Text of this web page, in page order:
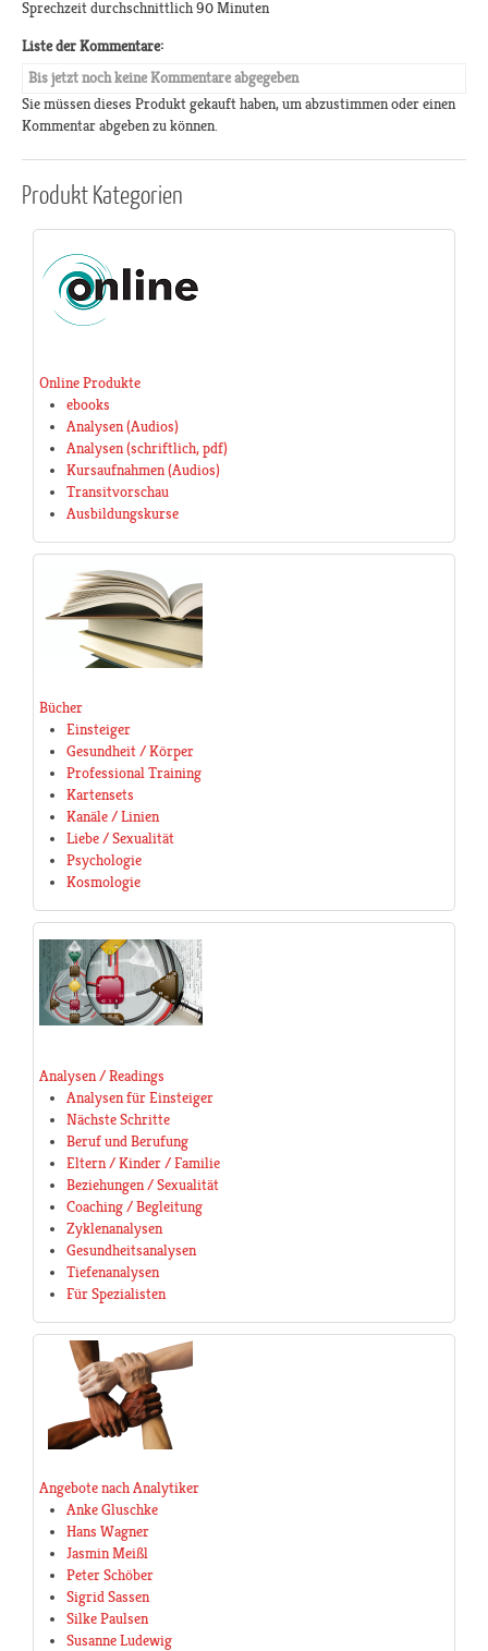
Sprechzeit durchschnittlich 90 Minuten
Liste der Kommentare:
Bis jetzt noch keine Kommentare abgegeben
Sie müssen dieses Produkt gekauft haben, um abzustimmen oder einen
Kommentar abgeben zu können.
ProduktKategorien
Online Produkte
ebooks
Analysen (Audios)
Analysen (schriftlich, pdf)
Kursaufnahmen (Audios)
Transitvorschau
Ausbildungskurse
Bücher
Einsteiger
Gesundheit / Körper
Professional Training
Kartensets
Kanäle / Linien
Liebe / Sexualität
Psychologie
Kosmologie
Analysen / Readings
Analysen für Einsteiger
Nächste Schritte
Beruf und Berufung
Eltern / Kinder / Familie
Beziehungen / Sexualität
Coaching / Begleitung
Zyklenanalysen
Gesundheitsanalysen
Tiefenanalysen
Für Spezialisten
Angebote nach Analytiker
Anke Gluschke
Hans Wagner
Jasmin Meißl
Peter Schöber
Sigrid Sassen
Silke Paulsen
Susanne Ludewig